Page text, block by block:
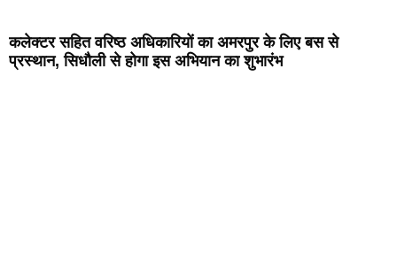
कलेक्टर सहित वरिष्ठ अधिकारियों का अमरपुर के लिए बस से
प्रस्थान, सिधौली से होगा इस अभियान का शुभारंभ